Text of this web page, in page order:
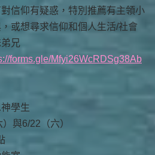
信仰有疑惑，特別推薦有主領小
或想尋求信仰和個人生活/社會
兄
forms.gle/Mfyi26WcRDSg38Ab
學生
與6/22（六）